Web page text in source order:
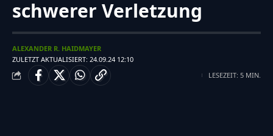
schwerer Verletzung
ZULETZT AKTUALISIERT: 24.09.24 12:10
ALEXANDER R. HAIDMAYER
LESEZEIT: 5 MIN.